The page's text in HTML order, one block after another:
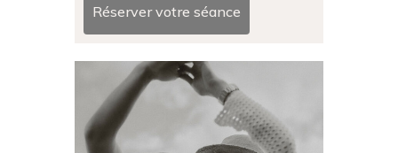
Réserver votre séance